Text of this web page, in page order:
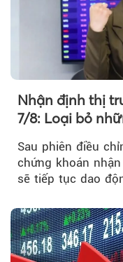
Nhận định thị
7/8: Loại bỏ
Sau phiên điều
chứng khoán
sẽ tiếp tục dao